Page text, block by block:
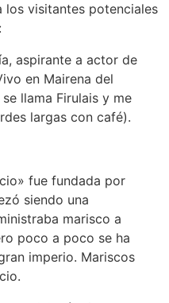
los visitantes potenciales
aspirante a actor de
en Mairena del
llama Firulais y me
largas con café).
fue fundada por
siendo una
marisco a
poco a poco se ha
imperio. Mariscos